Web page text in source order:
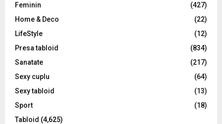
Feminin
(427)
Home & Deco
(22)
LifeStyle
(12)
Presa tabloid
(834)
Sanatate
(217)
Sexy cuplu
(64)
Sexy tabloid
(13)
Sport
(18)
Tabloid (4,625)